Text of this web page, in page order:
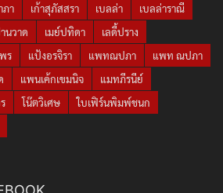
ภา เก้าสุภัสสรา เบลล่า
เบลล่าราณี
นวาด เมย์ปทิดา
เลดี้ปราง
ร แป้งอรจิรา แพทณปภา
แพท ณปภา
แพนเค้กเขมนิจ
แมทภีรนีย์
โน๊ตวิเศษ
ใบเฟิร์นพิมพ์ชนก